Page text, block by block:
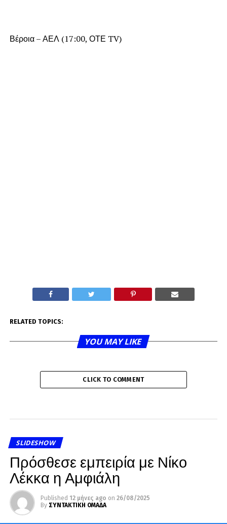
Βέροια – ΑΕΛ (17:00, ΟΤΕ TV)
RELATED TOPICS:
YOU MAY LIKE
CLICK TO COMMENT
SLIDESHOW
Πρόσθεσε εμπειρία με Νίκο
Λέκκα η Αμφιάλη
Published 12 μήνες ago on 26/08/2025
By ΣΥΝΤΑΚΤΙΚΗ ΟΜΑΔΑ